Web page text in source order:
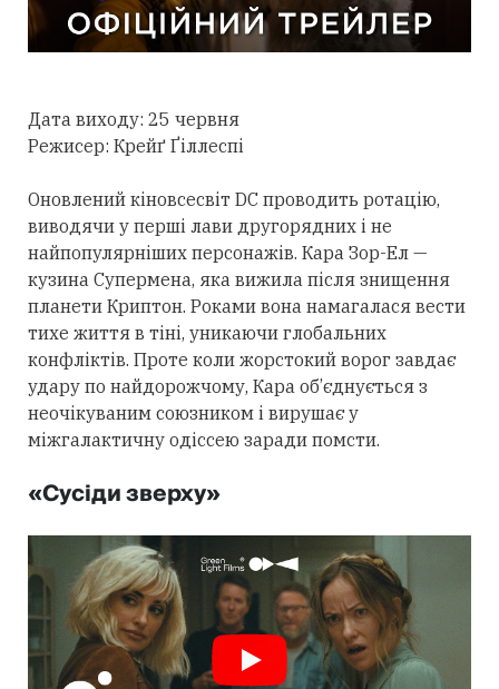
Дата виходу: 25 червня
Режисер: Крейґ Ґіллеспі
Оновлений кіновсесвіт DC проводить ротацію,
виводячи у перші лави другорядних і не
найпопулярніших персонажів. Кара Зор-Ел —
кузина Супермена, яка вижила після знищення
планети Криптон. Роками вона намагалася вести
тихе життя в тіні, уникаючи глобальних
конфліктів. Проте коли жорстокий ворог завдає
удару по найдорожчому, Кара об’єднується з
неочікуваним союзником і вирушає у
міжгалактичну одіссею заради помсти.
«Сусіди зверху»